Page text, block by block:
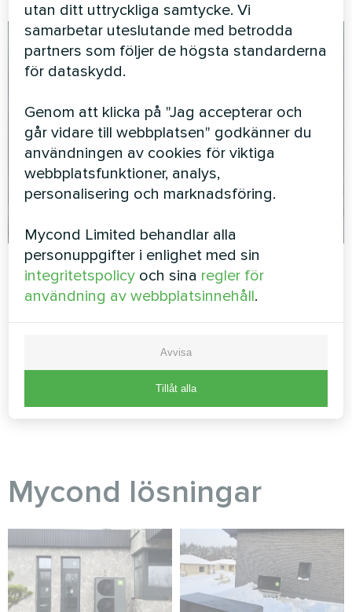
Mycond 25.03.2026 Värmepumpar
Mycond BeeSmart vs Daikin Altherma 3 R
W: Jämförelse av värmepumpar utifrån
FLER BLOGGINLÄGG
Myсond lösningar
utan ditt uttryckliga samtycke. Vi
samarbetar uteslutande med betrodda
partners som följer de högsta standarderna
för dataskydd.
Genom att klicka på "Jag accepterar och
går vidare till webbplatsen" godkänner du
användningen av cookies för viktiga
webbplatsfunktioner, analys,
personalisering och marknadsföring.
Mycond Limited behandlar alla
personuppgifter i enlighet med sin
integritetspolicy och sina regler för
användning av webbplatsinnehåll.
Avvisa
Tillåt alla